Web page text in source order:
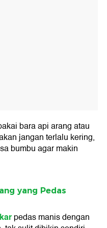
bara api arang atau
jangan terlalu kering,
bumbu agar makin
yang Pedas
pedas manis dengan